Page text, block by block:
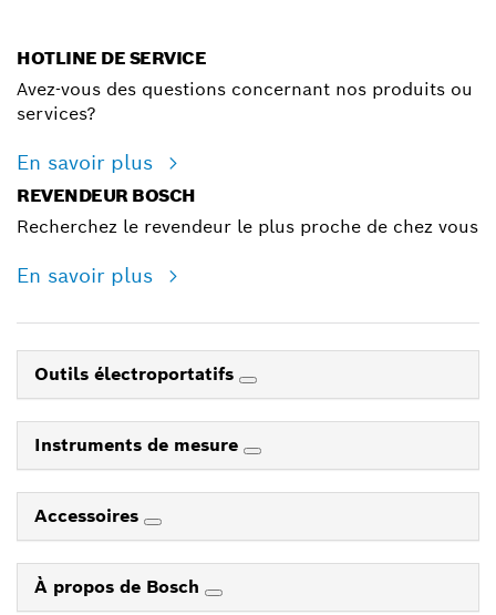
HOTLINE DE SERVICE
Avez-vous des questions concernant nos produits ou
services?
En savoir plus
REVENDEUR BOSCH
Recherchez le revendeur le plus proche de chez vous
En savoir plus
Outils électroportatifs
Instruments de mesure
Accessoires
À propos de Bosch